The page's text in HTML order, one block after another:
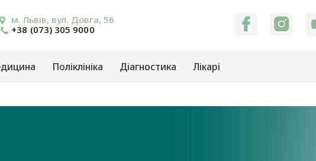
м. Львів, вул. Довга, 56
+38 (073) 305 9000
Поліклініка Діагностика Лікарі